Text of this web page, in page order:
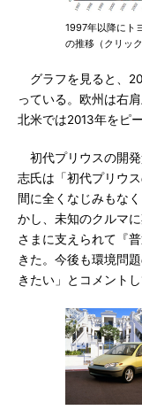
1997年以降にト
の推移（クリッ
グラフを見ると、
っている。欧州は右
北米では2013年をピ
初代プリウスの開
志氏は「初代プリウ
間に全くなじみもな
かし、未知のクルマ
さまに支えられて『
きた。今後も環境問
きたい」とコメントし